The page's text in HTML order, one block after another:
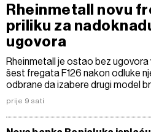
Rheinmetall novu
priliku za
ugovora
Rheinmetall je ostao bez ugovora
šest fregata F126 nakon odluke
odbrane da izabere drugi model
prije 9 sati